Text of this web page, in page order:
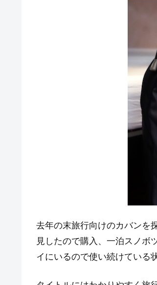
去年の末旅行向けのカバンを
見したので購入、一泊スノボ
イにいるので使い続けている